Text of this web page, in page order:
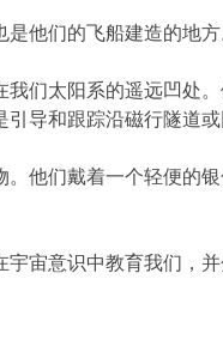
他们的飞船建造的地
们太阳系的遥远凹处
导和跟踪沿磁行隧道
。他们戴着一个轻便
宙意识中教育我们，